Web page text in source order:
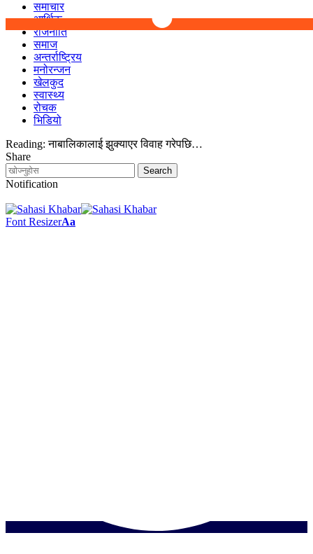
समाचार
आर्थिक
राजनीति
समाज
अन्तर्राष्ट्रिय
मनोरन्जन
खेलकुद
स्वास्थ्य
रोचक
भिडियो
Reading: नाबालिकालाई झुक्याएर विवाह गरेपछि…
Share
Notification
Font ResizerAa